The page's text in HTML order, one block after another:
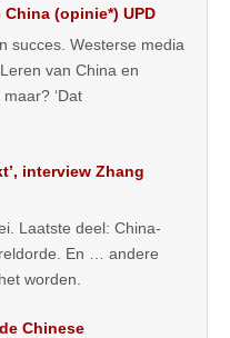
(opinie*) UPD
succes. Westerse media
van China en
‘Dat
interview Zhang
Laatste deel: China-
En … andere
worden.
Chinese